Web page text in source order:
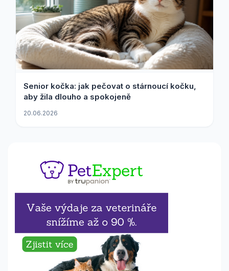
Senior kočka: jak pečovat o stárnoucí kočku,
aby žila dlouho a spokojeně
20.06.2026